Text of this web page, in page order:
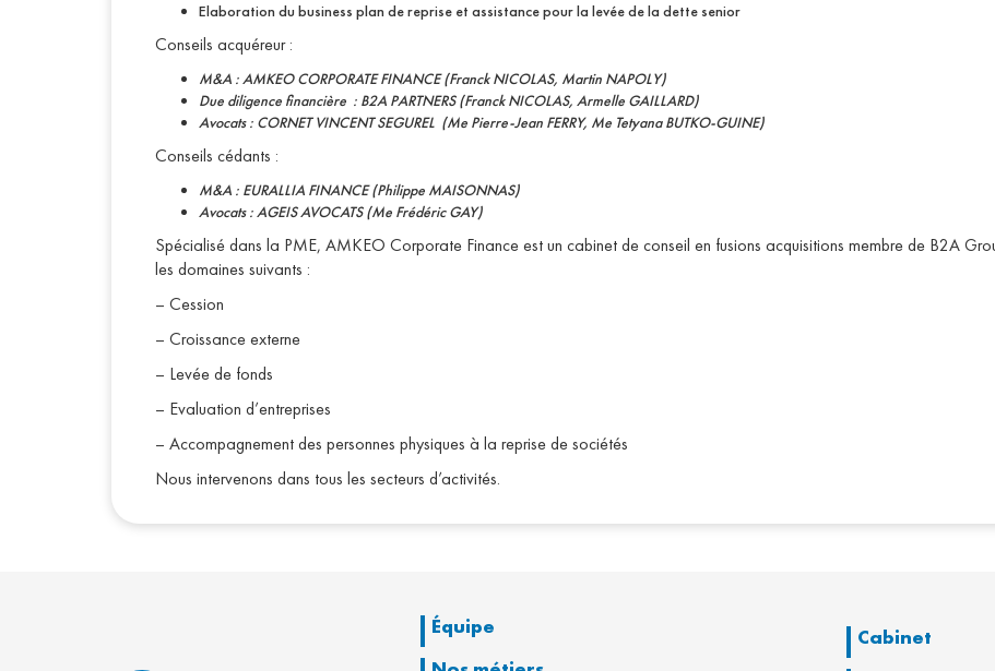
Elaboration du business plan de reprise et assistance pour la levée de la dette senior
Conseils acquéreur :
M&A : AMKEO CORPORATE FINANCE (Franck NICOLAS, Martin NAPOLY)
Due diligence financière : B2A PARTNERS (Franck NICOLAS, Armelle GAILLARD)
Avocats : CORNET VINCENT SEGUREL (Me Pierre-Jean FERRY, Me Tetyana BUTKO-GUINE)
Conseils cédants :
M&A : EURALLIA FINANCE (Philippe MAISONNAS)
Avocats : AGEIS AVOCATS (Me Frédéric GAY)
Spécialisé dans la PME, AMKEO Corporate Finance est un cabinet de conseil en fusions acquisitions membre de B2A
les domaines suivants :
– Cession
– Croissance externe
– Levée de fonds
– Evaluation d’entreprises
– Accompagnement des personnes physiques à la reprise de sociétés
Nous intervenons dans tous les secteurs d’activités.
Équipe
Cabinet